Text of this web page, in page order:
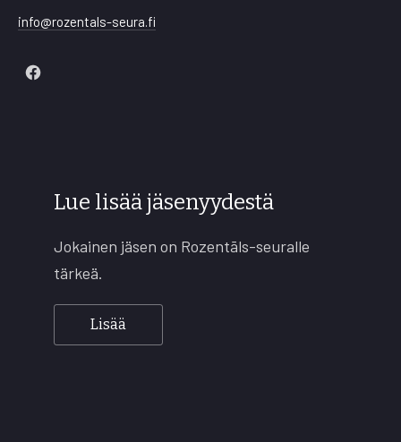
info@rozentals-seura.fi
New
Lue lisää jäsenyydestä
Jokainen jäsen on Rozentāls-seuralle
tärkeä.
Lisää